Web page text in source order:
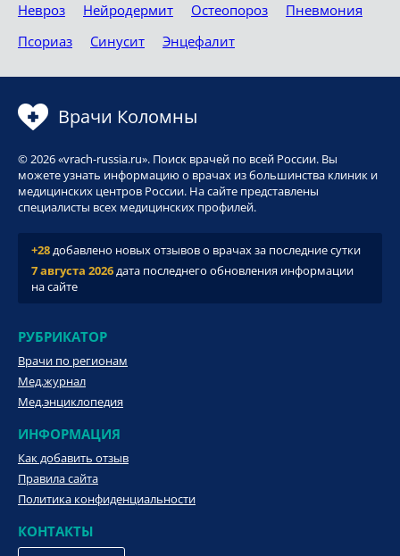
Невроз
Нейродермит Остеопороз
Пневмония
Псориаз
Синусит Энцефалит
Врачи Коломны
© 2026 «vrach-russia.ru». Поиск врачей по всей России. Вы
можете узнать информацию о врачах из большинства клиник и
медицинских центров России. На сайте представлены
специалисты всех медицинских профилей.
+28добавлено новых отзывов о врачах за последние сутки
7 августа 2026дата последнего обновления информации
на сайте
РУБРИКАТОР
Врачи по регионам
Мед.журнал
Мед.энциклопедия
ИНФОРМАЦИЯ
Как добавить отзыв
Правила сайта
Политика конфиденциальности
КОНТАКТЫ